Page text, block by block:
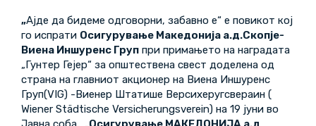
„Ајде да бидеме одговорни, забавно е“ е повикот кој
го испрати Осигурување Македонија a.д.Скопје-
Виена Иншуренс Груп при примањето на наградата
„Гунтер Гејер“ за општествена свест доделена од
страна на главниот акционер на Виена Иншуренс
Груп(VIG) -Виенер Штатише Версихеругсвераин (
Wiener Städtische Versicherungsverein) на 19 јуни во